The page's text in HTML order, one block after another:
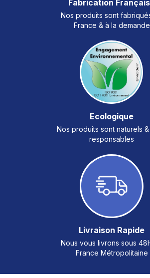
Fabrication
Nos produits sont
France & à la demande
Ecologique
Nos produits sont naturels
responsables
Livraison Rapide
Nous vous livrons sous
France Métropolitaine